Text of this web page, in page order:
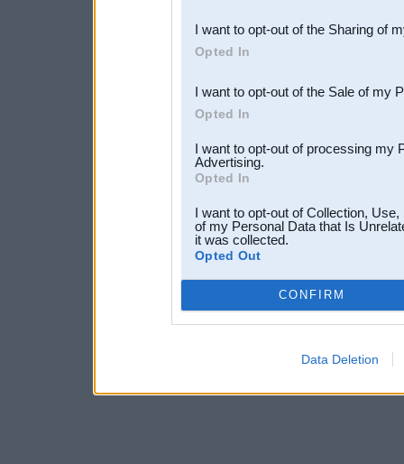
Downstream Participants
third parties.
I want to opt-out of the Sharing of
Opted In
I want to opt-out of the Sale of my
Opted In
I want to opt-out of processing my
Advertising.
Opted In
I want to opt-out of Collection,
of my Personal Data that Is
it was collected.
Opted Out
CONFIRM
Data Deletion